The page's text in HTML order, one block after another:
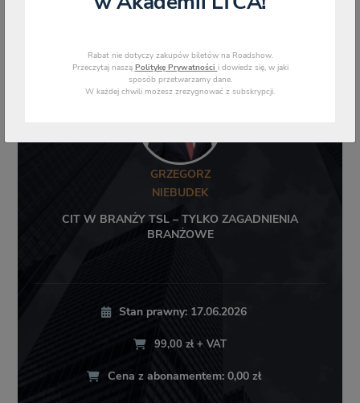
GRZEGORZ
NIEBUDEK
CIT W BRANŻY TSL – TYLKO ZAGADNIENIA
BRANŻOWE
Stan prawny: 17.06.2026
99,00 zł + VAT
Cena z abonamentem: 0,00 zł
Rabat nie dotyczy zakupów biletów na Roadshow.
Przeczytaj naszą Politykę Prywatności i dowiedz się, w jaki
sposób przetwarzamy dane.
W każdej chwili możesz zrezygnować z subskrypcji.